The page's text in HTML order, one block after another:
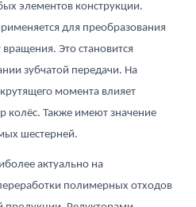
элементов конструкции.
для преобразования
Это становится
зубчатой передачи. На
момента влияет
колёс. Также имеют значение
шестерней.
актуально на
полимерных отходов